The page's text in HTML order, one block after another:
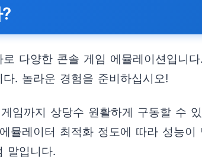
다양한 콘솔 게임 에뮬레이션입니
. 놀라운 경험을 준비하십시오!
임까지 상당수 원활하게 구동할 수
뮬레이터 최적화 정도에 따라 성능
말입니다.